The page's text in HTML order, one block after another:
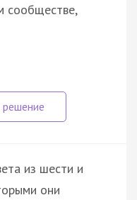
сообществе,
из шести и
они